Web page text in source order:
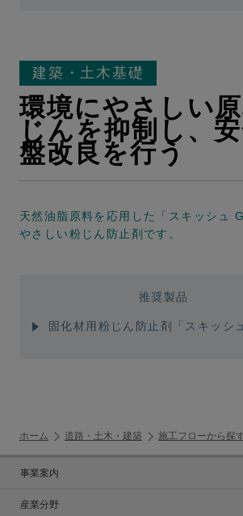
建築・土木基礎
環境にやさしい
じんを抑制し、
盤改良を行う
天然油脂原料を応用した「スキッシュ
やさしい粉じん防止剤です。
推奨製品
固化材用粉じん防止剤「スキッシ
ホーム 道路・土木・建築 施工フローから探
事業案内
産業分野